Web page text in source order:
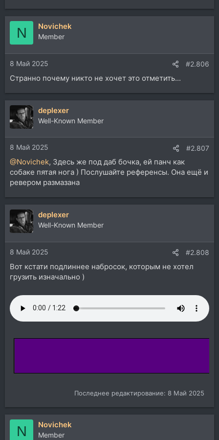
N Novichek
Member
8 Май 2025 #2.806
Странно почему никто не хочет это отметить...
deplexer
Well-Known Member
8 Май 2025 #2.807
@Novichek, Здесь же под даб бочка, ей панч как
собаке пятая нога ) Послушайте референсы. Она ещё и
ревером размазана
deplexer
Well-Known Member
8 Май 2025 #2.808
Вот кстати подлиннее набросок, которым не хотел
грузить изначально )
Последнее редактирование: 8 Май 2025
N Novichek
Member